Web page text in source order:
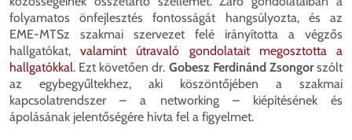
folyamatos önfejlesztés fontosságát hangsúlyozta, és az
EME-MTSz szakmai szervezet felé irányította a végzős
hallgatókat,valamint útravaló gondolatait megosztotta a
hallgatókkal. Ezt követően dr. Gobesz Ferdinánd Zsongorszólt
az egybegyűltekhez, aki köszöntőjében a szakmai
kapcsolatrendszer – a networking – kiépítésének és
ápolásának jelentőségére hívta fel a figyelmet.